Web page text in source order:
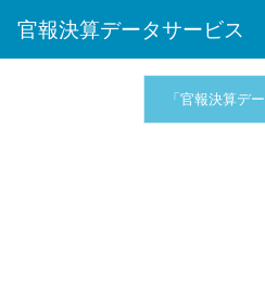
官報決算データサービス
「官報決算デ